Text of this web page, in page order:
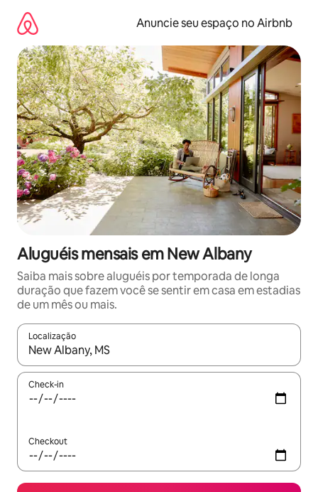
para
conteúdo
Anuncie seu espaço no Airbnb
Aluguéis mensais em New Albany
Saiba mais sobre aluguéis por temporada de longa
duração que fazem você se sentir em casa em estadias
de um mês ou mais.
Localização
Quando os resultados estiverem disponíveis, explore-os
Check-in
Checkout